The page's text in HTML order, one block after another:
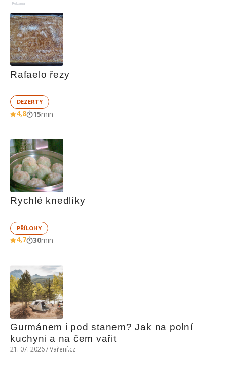
Reklama
Rafaelo řezy
DEZERTY
4,8 15min
Rychlé knedlíky
PŘÍLOHY
4,7 30min
Gurmánem i pod stanem? Jak na polní
kuchyni a na čem vařit
21. 07. 2026 / Vaření.cz